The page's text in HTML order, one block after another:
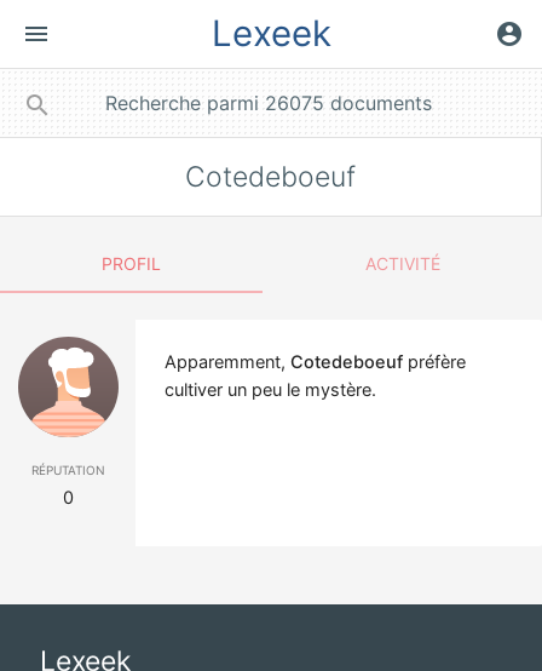
menu Lexeek account_circle
search
Cotedeboeuf
PROFIL ACTIVITÉ
réputation
0
Apparemment, Cotedeboeuf préfère
cultiver un peu le mystère.
Lexeek